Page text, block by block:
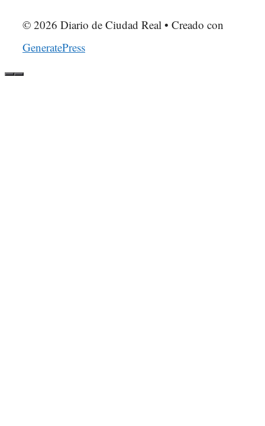
© 2026 Diario de Ciudad Real • Creado con
GeneratePress